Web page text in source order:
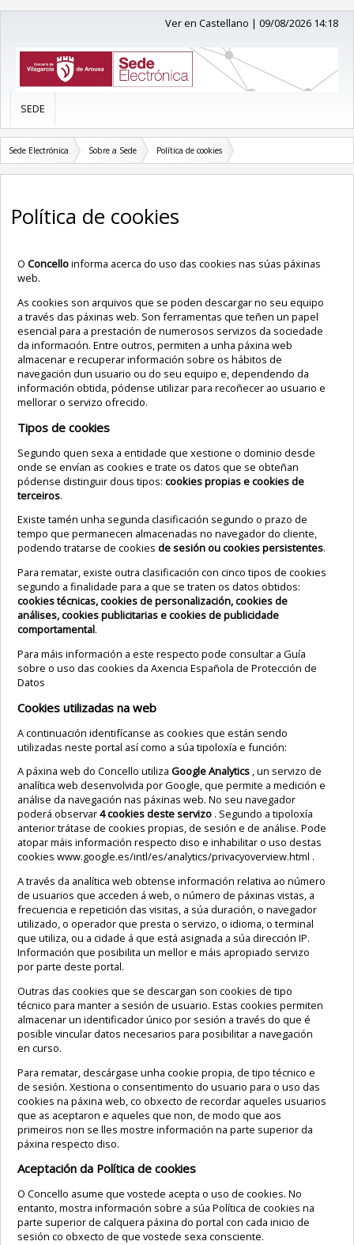
Ver en Castellano |09/08/2026 14:18
SEDE
Sede Electrónica Sobre a Sede Política de cookies
Política de cookies
O Concelloinforma acerca do uso das cookies nas súas páxinas
web.
As cookies son arquivos que se poden descargar no seu equipo
a través das páxinas web. Son ferramentas que teñen un papel
esencial para a prestación de numerosos servizos da sociedade
da información. Entre outros, permiten a unha páxina web
almacenar e recuperar información sobre os hábitos de
navegación dun usuario ou do seu equipo e, dependendo da
información obtida, pódense utilizar para recoñecer ao usuario e
mellorar o servizo ofrecido.
Tipos de cookies
Segundo quen sexa a entidade que xestione o dominio desde
onde se envían as cookies e trate os datos que se obteñan
pódense distinguir dous tipos: cookies propias e cookies de
terceiros.
Existe tamén unha segunda clasificación segundo o prazo de
tempo que permanecen almacenadas no navegador do cliente,
podendo tratarse de cookies de sesión ou cookies persistentes.
Para rematar, existe outra clasificación con cinco tipos de cookies
segundo a finalidade para a que se traten os datos obtidos:
cookies técnicas, cookies de personalización, cookies de
análises, cookies publicitarias e cookies de publicidade
comportamental.
Para máis información a este respecto pode consultar a Guía
sobre o uso das cookies da Axencia Española de Protección de
Datos
Cookies utilizadas na web
A continuación identifícanse as cookies que están sendo
utilizadas neste portal así como a súa tipoloxía e función:
A páxina web do Concello utiliza Google Analytics , un servizo de
analítica web desenvolvida por Google, que permite a medición e
análise da navegación nas páxinas web. No seu navegador
poderá observar4 cookies deste servizo . Segundo a tipoloxía
anterior trátase de cookies propias, de sesión e de análise. Pode
atopar máis información respecto diso e inhabilitar o uso destas
cookies www.google.es/intl/es/analytics/privacyoverview.html .
A través da analítica web obtense información relativa ao número
de usuarios que acceden á web, o número de páxinas vistas, a
frecuencia e repetición das visitas, a súa duración, o navegador
utilizado, o operador que presta o servizo, o idioma, o terminal
que utiliza, ou a cidade á que está asignada a súa dirección IP.
Información que posibilita un mellor e máis apropiado servizo
por parte deste portal.
Outras das cookies que se descargan son cookies de tipo
técnico para manter a sesión de usuario. Estas cookies permiten
almacenar un identificador único por sesión a través do que é
posible vincular datos necesarios para posibilitar a navegación
en curso.
Para rematar, descárgase unha cookie propia, de tipo técnico e
de sesión. Xestiona o consentimento do usuario para o uso das
cookies na páxina web, co obxecto de recordar aqueles usuarios
que as aceptaron e aqueles que non, de modo que aos
primeiros non se lles mostre información na parte superior da
páxina respecto diso.
Aceptación da Política de cookies
O Concello asume que vostede acepta o uso de cookies. No
entanto, mostra información sobre a súa Política de cookies na
parte superior de calquera páxina do portal con cada inicio de
sesión co obxecto de que vostede sexa consciente.